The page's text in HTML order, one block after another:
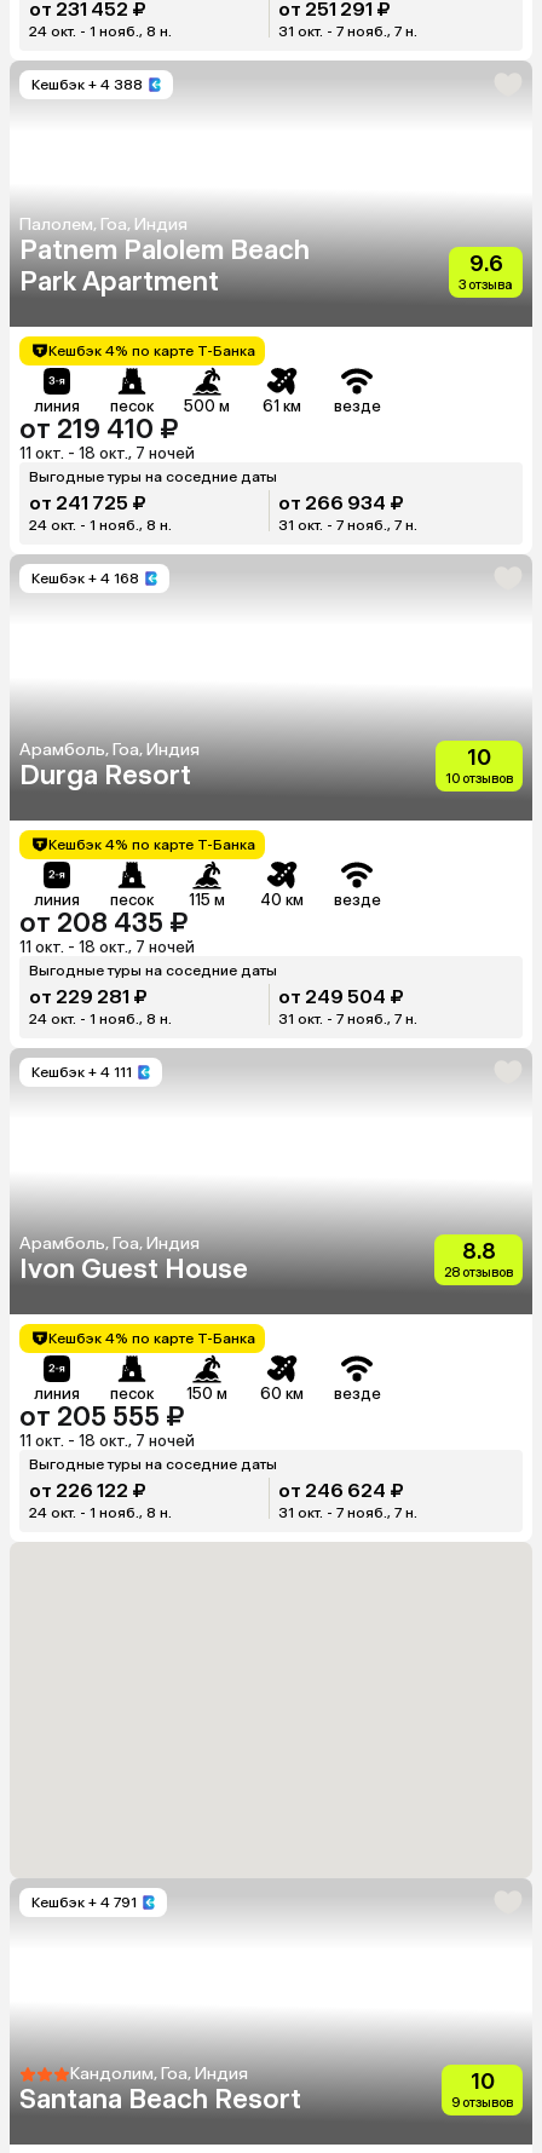
от 231 452 ₽
24 окт. - 1 нояб., 8 н.
от 251 291 ₽
31 окт. - 7 нояб., 7 н.
Кешбэк + 4 388
Палолем, Гоа, Индия
Patnem Palolem Beach
Park Apartment
9.6
3 отзыва
Кешбэк 4% по карте Т-Банка
линия песок 500 м 61 км везде
от 219 410 ₽
11 окт. - 18 окт., 7 ночей
Выгодные туры на соседние даты
от 241 725 ₽
24 окт. - 1 нояб., 8 н.
от 266 934 ₽
31 окт. - 7 нояб., 7 н.
Кешбэк + 4 168
Арамболь, Гоа, Индия
Durga Resort
10
10 отзывов
Кешбэк 4% по карте Т-Банка
линия песок 115 м 40 км везде
от 208 435 ₽
11 окт. - 18 окт., 7 ночей
Выгодные туры на соседние даты
от 229 281 ₽
24 окт. - 1 нояб., 8 н.
от 249 504 ₽
31 окт. - 7 нояб., 7 н.
Кешбэк + 4 111
Арамболь, Гоа, Индия
Ivon Guest House
8.8
28 отзывов
Кешбэк 4% по карте Т-Банка
линия песок 150 м 60 км везде
от 205 555 ₽
11 окт. - 18 окт., 7 ночей
Выгодные туры на соседние даты
от 226 122 ₽
24 окт. - 1 нояб., 8 н.
от 246 624 ₽
31 окт. - 7 нояб., 7 н.
Кешбэк + 4 791
Кандолим, Гоа, Индия
Santana Beach Resort
10
9 отзывов